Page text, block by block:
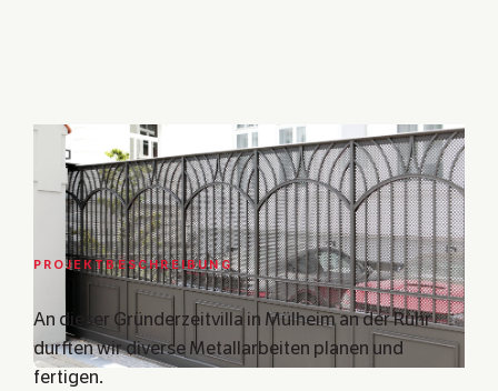
PROJEKTBESCHREIBUNG
An dieser Gründerzeitvilla in Mülheim an der Ruhr
durften wir diverse Metallarbeiten planen und
fertigen.